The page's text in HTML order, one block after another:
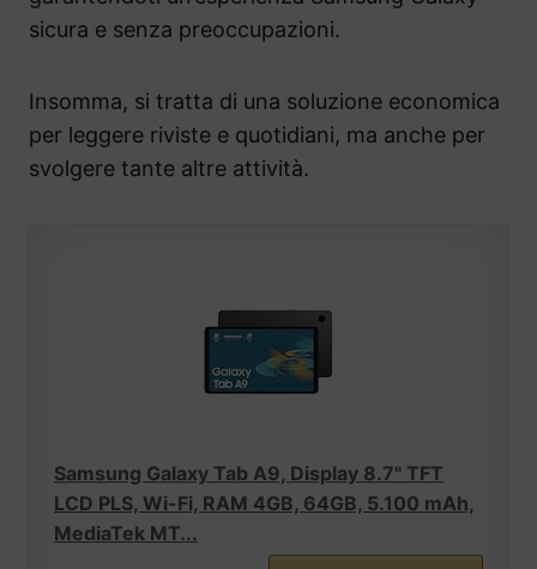
sicura e senza preoccupazioni.
Insomma, si tratta di una soluzione economica
per leggere riviste e quotidiani, ma anche per
svolgere tante altre attività.
Samsung Galaxy Tab A9, Display 8.7" TFT
LCD PLS, Wi-Fi, RAM 4GB, 64GB, 5.100 mAh,
MediaTek MT...